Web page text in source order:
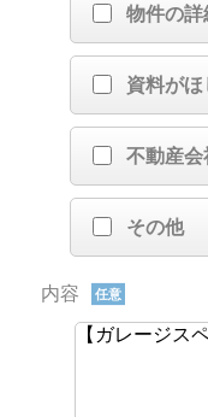
物件の
資料がほ
不動産
その他
内容 任意